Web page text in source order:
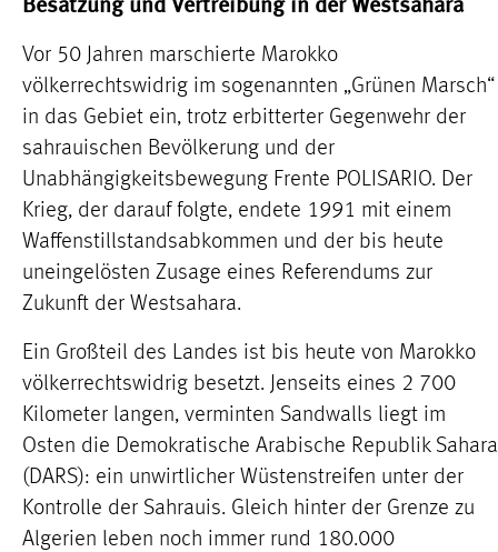
Besatzung und Vertreibung in der Westsahara
Vor 50 Jahren marschierte Marokko
völkerrechtswidrig im sogenannten „Grünen Marsch“
in das Gebiet ein, trotz erbitterter Gegenwehr der
sahrauischen Bevölkerung und der
Unabhängigkeitsbewegung Frente POLISARIO. Der
Krieg, der darauf folgte, endete 1991 mit einem
Waffenstillstandsabkommen und der bis heute
uneingelösten Zusage eines Referendums zur
Zukunft der Westsahara.
Ein Großteil des Landes ist bis heute von Marokko
völkerrechtswidrig besetzt. Jenseits eines 2 700
Kilometer langen, verminten Sandwalls liegt im
Osten die Demokratische Arabische Republik Sahara
(DARS): ein unwirtlicher Wüstenstreifen unter der
Kontrolle der Sahrauis. Gleich hinter der Grenze zu
Algerien leben noch immer rund 180.000